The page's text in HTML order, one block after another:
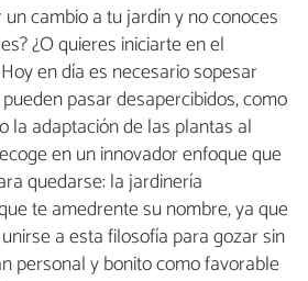
cambio a tu jardín y no conoces
¿O quieres iniciarte en el
en día es necesario sopesar
pasar desapercibidos, como
la adaptación de las plantas al
en un innovador enfoque que
quedarse: la jardinería
te amedrente su nombre, ya que
a esta filosofía para gozar sin
personal y bonito como favorable